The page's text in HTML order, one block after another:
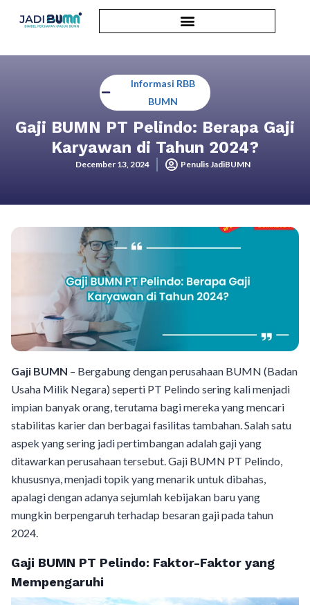
Informasi RBB
BUMN
Gaji BUMN PT Pelindo: Berapa Gaji
Karyawan di Tahun 2024?
December 13, 2024 Penulis JadiBUMN
Gaji BUMN – Bergabung dengan perusahaan BUMN (Badan
Usaha Milik Negara) seperti PT Pelindo sering kali menjadi
impian banyak orang, terutama bagi mereka yang mencari
stabilitas karier dan berbagai fasilitas tambahan. Salah satu
aspek yang sering jadi pertimbangan adalah gaji yang
ditawarkan perusahaan tersebut. Gaji BUMN PT Pelindo,
khususnya, menjadi topik yang menarik untuk dibahas,
apalagi dengan adanya sejumlah kebijakan baru yang
mungkin berpengaruh terhadap besaran gaji pada tahun
2024.
Gaji BUMN PT Pelindo: Faktor-Faktor yang
Mempengaruhi